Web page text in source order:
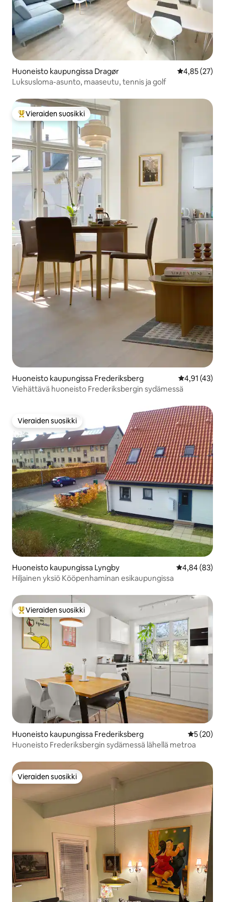
Huoneisto kaupungissa Dragør
4,85 (27)
Luksusloma-asunto, maaseutu, tennis ja golf
Vieraiden suosikkien parhaimmistoa
Vieraiden suosikki
Huoneisto kaupungissa Frederiksberg
4,91 (43)
Viehättävä huoneisto Frederiksbergin sydämessä
Vieraiden suosikki
Vieraiden suosikki
Huoneisto kaupungissa Lyngby
4,84 (83)
Hiljainen yksiö Kööpenhaminan esikaupungissa
Vieraiden suosikkien parhaimmistoa
Vieraiden suosikki
Huoneisto kaupungissa Frederiksberg
5 (20)
Huoneisto Frederiksbergin sydämessä lähellä metroa
Vieraiden suosikki
Vieraiden suosikki